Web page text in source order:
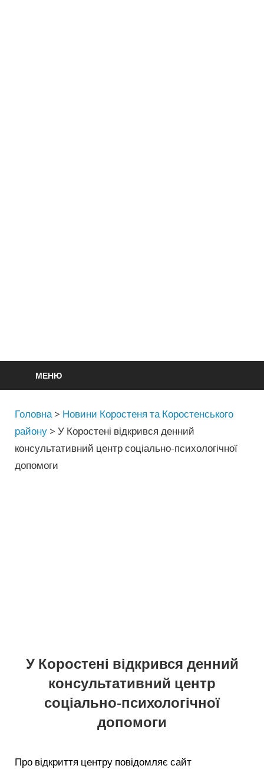
МЕНЮ
Головна > Новини Коростеня та Коростенського
району >У Коростені відкрився денний
консультативний центр соціально-психологічної
допомоги
У Коростені відкрився денний
консультативний центр
соціально-психологічної
допомоги
Про відкриття центру повідомляє сайт